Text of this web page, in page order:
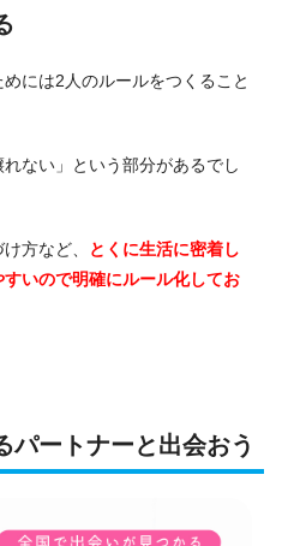
には2人のルールをつくること
ない」という部分があるでし
方など、
とくに生活に密着し
いので明確にルール化してお
パートナーと出会おう